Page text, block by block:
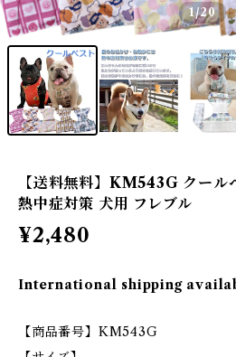
1/20
【送料無料】KM543G クール
熱中症対策 犬用 フレブル
¥2,480
International shipping
【商品番号】KM543G